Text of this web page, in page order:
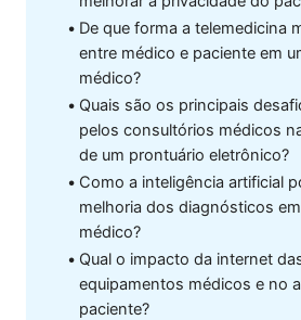
De que forma a telemedicina
entre médico e paciente em
médico?
Quais são os principais
pelos consultórios médicos
de um prontuário eletrônico?
Como a inteligência artificial
melhoria dos diagnósticos
médico?
Qual o impacto da internet
equipamentos médicos e no
paciente?